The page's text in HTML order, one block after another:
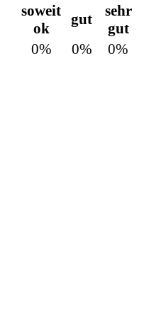
soweit
ok
gut
sehr
gut
0% 0% 0%